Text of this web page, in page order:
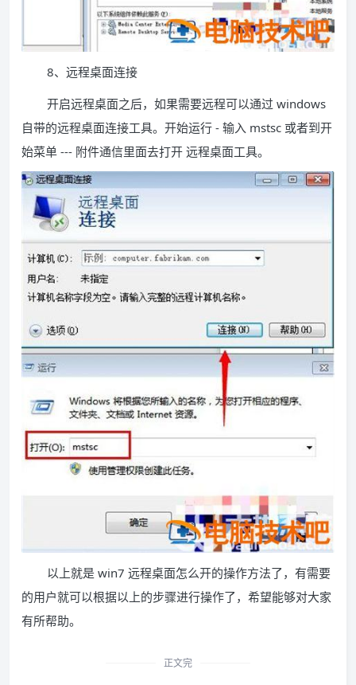
8、远程桌面连接
开启远程桌面之后，如果需要远程可以通过 windows
自带的远程桌面连接工具。开始运行 - 输入 mstsc 或者到开
始菜单 --- 附件通信里面去打开 远程桌面工具。
以上就是 win7 远程桌面怎么开的操作方法了，有需要
的用户就可以根据以上的步骤进行操作了，希望能够对大家
有所帮助。
正文完